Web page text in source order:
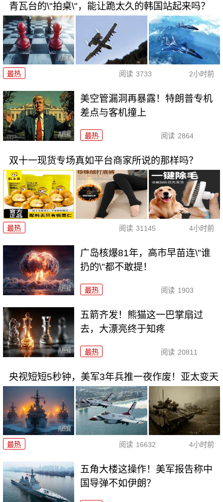
青瓦台的\"拍桌\"，能让跪太久的韩国站起来吗？
最热 阅读 3733 2小时前
美空管漏洞再暴露！特朗普专机
差点与客机撞上
最热 阅读 2864
双十一现货专场真如平台商家所说的那样吗？
最热 阅读 31145 4小时前
广岛核爆81年，高市早苗连\"谁
扔的\"都不敢提！
最热 阅读 1903
五箭齐发！熊猫这一巴掌扇过
去，大漂亮终于知疼
最热 阅读 20811
央视短短5秒钟，美军3年兵推一夜作废！亚太变天
最热 阅读 16632 4小时前
五角大楼这操作！美军报告称中
国导弹不如伊朗？